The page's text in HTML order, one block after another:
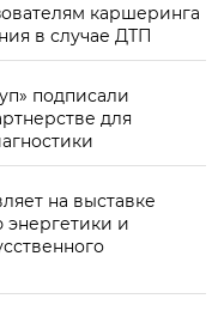
каршеринга
в случае ДТП
подписали
для
на выставке
энергетики и